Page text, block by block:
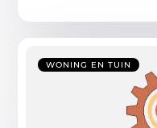
WONING EN TUIN